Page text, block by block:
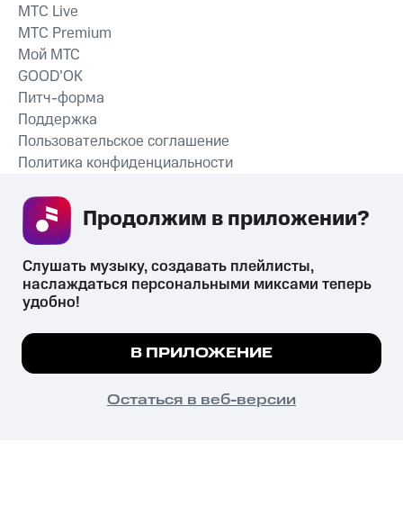
СКАЧАТЬ ПРИЛОЖЕНИЕ
MTС Live
MTС Premium
Мой МТС
GOOD’OK
Питч-форма
Поддержка
Пользовательское соглашение
Политика конфиденциальности
психотропных веществ, их аналогов причиняет вред здоровью,
их незаконный оборот запрещён и влечёт установленную
законодательством ответственность.
© 2026 ООО «КИОН».
Все права защищены
Мы используем куки, чтобы на сайте все
Подробнее
ПОНЯТНО
Слушать музыку, создавать плейлисты,
наслаждаться персональными миксами теперь
удобно!
В ПРИЛОЖЕНИЕ
Остаться в веб-версии